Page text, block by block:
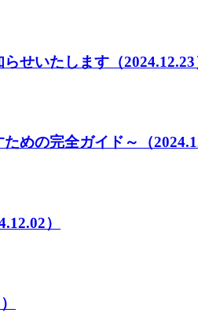
せいたします （2024.12.23
めの完全ガイド～ （
）